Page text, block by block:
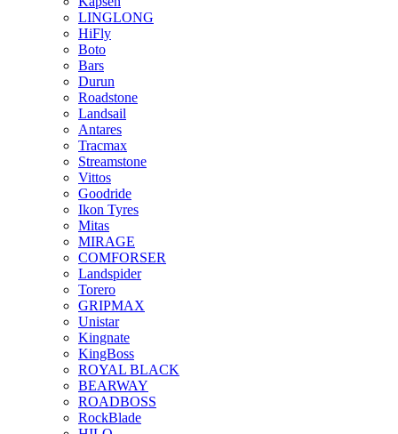
LINGLONG
HiFly
Boto
Bars
Durun
Roadstone
Landsail
Antares
Tracmax
Streamstone
Vittos
Goodride
Ikon Tyres
Mitas
MIRAGE
COMFORSER
Landspider
Torero
GRIPMAX
Unistar
Kingnate
KingBoss
ROYAL BLACK
BEARWAY
ROADBOSS
RockBlade